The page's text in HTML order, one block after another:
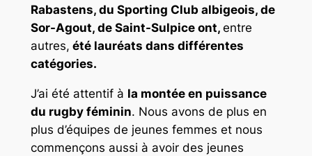
Rabastens, du Sporting Club albigeois, de
Sor-Agout, de Saint-Sulpice ont, entre
autres, été lauréats dans différentes
catégories.
J’ai été attentif à la montée en puissance
du rugby féminin. Nous avons de plus en
plus d’équipes de jeunes femmes et nous
commençons aussi à avoir des jeunes